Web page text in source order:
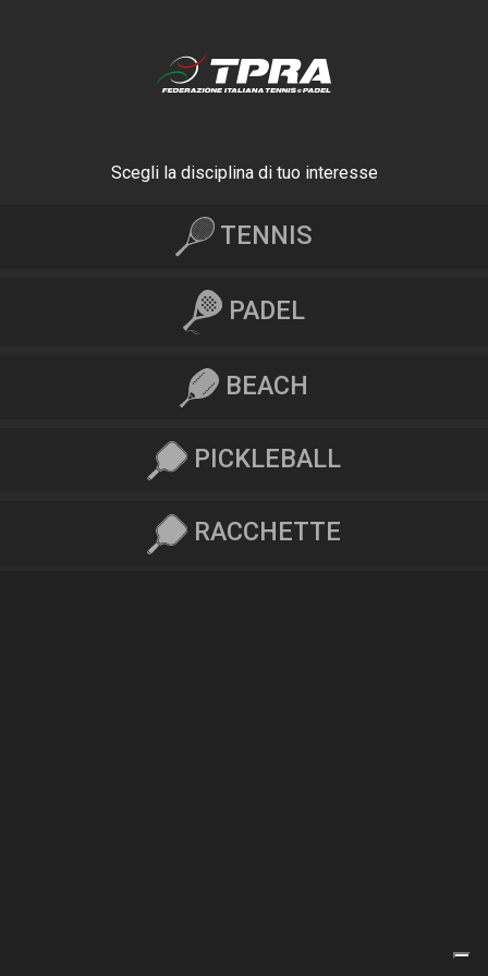
Scegli la disciplina di tuo interesse
TENNIS
PADEL
BEACH
PICKLEBALL
RACCHETTE